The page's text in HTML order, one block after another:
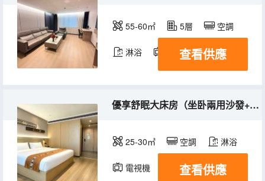
55-60㎡ 5層 空調
淋浴 電視機
查看供應
優享舒眠大床房（坐卧兩用沙發+遮光電動窗簾）
25-30㎡ 空調 淋浴
電視機 查看供應